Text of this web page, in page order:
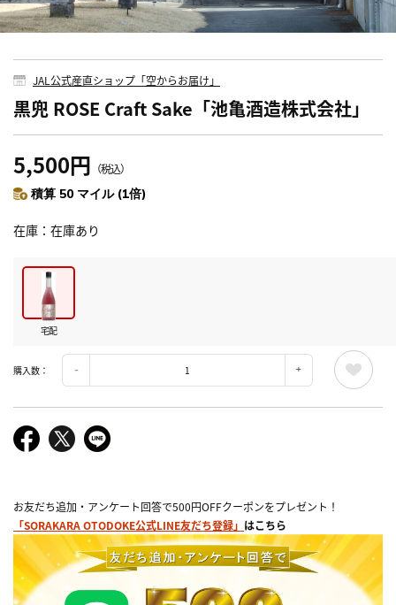
JAL公式産直ショップ「空からお届け」
黒兜 ROSE Craft Sake「池亀酒造株式会社」
5,500円 （税込）
積算 50 マイル (1倍)
在庫 在庫あり
宅配
購入数：
お友だち追加・アンケート回答で500円OFFクーポンをプレゼント！
「SORAKARA OTODOKE公式LINE友だち登録」 はこちら